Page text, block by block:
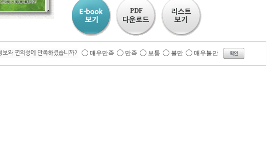
PDF
매우만족 만족 보통 불만 매우불만